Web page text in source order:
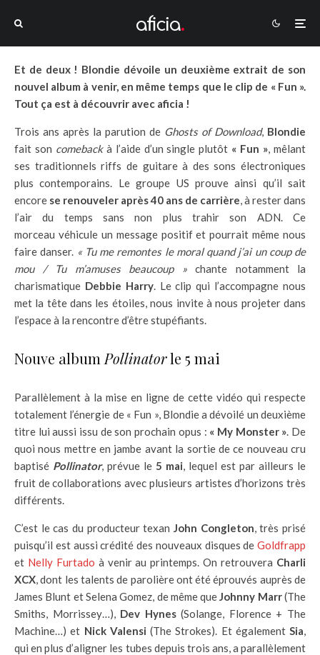
Et de deux ! Blondie dévoile un deuxième extrait de son
nouvel album à venir, en même temps que le clip de « Fun ».
Tout ça est à découvrir avec aficia !
Trois ans après la parution de Ghosts of Download, Blondie
fait son comebackà l’aide d’un single plutôt « Fun », mêlant
ses traditionnels riffs de guitare à des sons électroniques
plus contemporains. Le groupe US prouve ainsi qu’il sait
encore se renouveler après 40 ans de carrière, à rester dans
l’air du temps sans non plus trahir son ADN. Ce
morceau véhicule un message positif et pourrait même nous
faire danser. « Tu me remontes le moral quand j’ai un coup de
mou / Tu m’amuses beaucoup »chante notamment la
charismatique Debbie Harry. Le clip qui l’accompagne nous
met la tête dans les étoiles, nous invite à nous projeter dans
l’espace à la rencontre d’être stupéfiants.
Nouve album Pollinatorle 5 mai
Parallèlement à la mise en ligne de cette vidéo qui respecte
totalement l’énergie de « Fun », Blondie a dévoilé un deuxième
titre lui aussi issu de son prochain opus : « My Monster ». De
quoi nous mettre en jambe avant la sortie de ce nouveau cru
baptisé Pollinator, prévue le 5 mai, lequel est par ailleurs le
fruit de collaborations avec plusieurs artistes d’horizons très
différents.
C’est le cas du producteur texan John Congleton, très prisé
puisqu’il est aussi crédité des nouveaux disques de Goldfrapp
et Nelly Furtado à venir au printemps. On retrouvera Charli
XCX, dont les talents de parolière ont été éprouvés auprès de
James Blunt et Selena Gomez, de même queJohnny Marr(The
Smiths, Morrissey…), Dev Hynes(Solange, Florence + The
Machine…) et Nick Valensi (The Strokes). Et également Sia,
qui en plus d’aligner les tubes depuis trois ans, a parallèlement